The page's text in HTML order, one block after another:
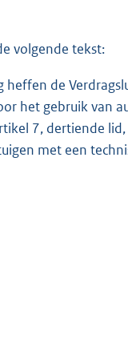
volgende tekst:
de
het gebruik van
7, dertiende lid,
met een